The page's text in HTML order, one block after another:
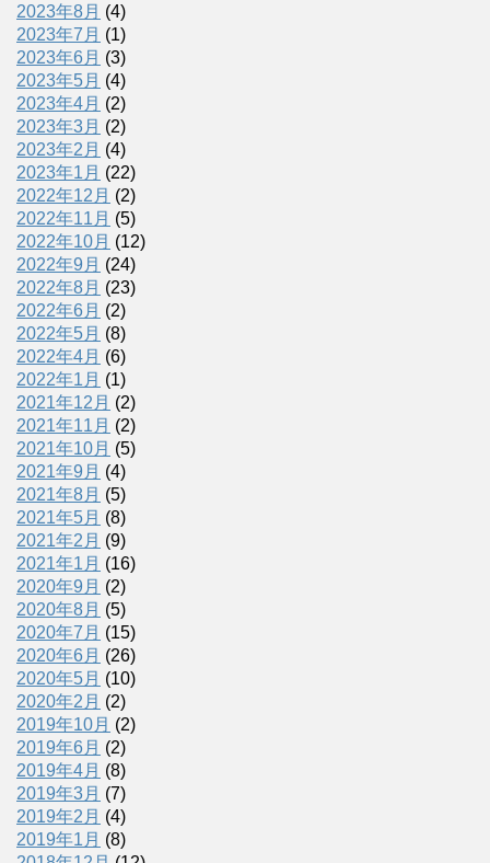
2023年8月 (4)
2023年7月 (1)
2023年6月 (3)
2023年5月 (4)
2023年4月 (2)
2023年3月 (2)
2023年2月 (4)
2023年1月 (22)
2022年12月 (2)
2022年11月 (5)
2022年10月 (12)
2022年9月 (24)
2022年8月 (23)
2022年6月 (2)
2022年5月 (8)
2022年4月 (6)
2022年1月 (1)
2021年12月 (2)
2021年11月 (2)
2021年10月 (5)
2021年9月 (4)
2021年8月 (5)
2021年5月 (8)
2021年2月 (9)
2021年1月 (16)
2020年9月 (2)
2020年8月 (5)
2020年7月 (15)
2020年6月 (26)
2020年5月 (10)
2020年2月 (2)
2019年10月 (2)
2019年6月 (2)
2019年4月 (8)
2019年3月 (7)
2019年2月 (4)
2019年1月 (8)